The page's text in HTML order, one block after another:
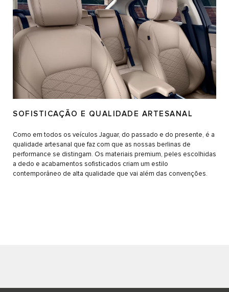
SOFISTICAÇÃO E QUALIDADE ARTESANAL
Como em todos os veículos Jaguar, do passado e do presente, é a
qualidade artesanal que faz com que as nossas berlinas de
performance se distingam. Os materiais premium, peles escolhidas
a dedo e acabamentos sofisticados criam um estilo
contemporâneo de alta qualidade que vai além das convenções.